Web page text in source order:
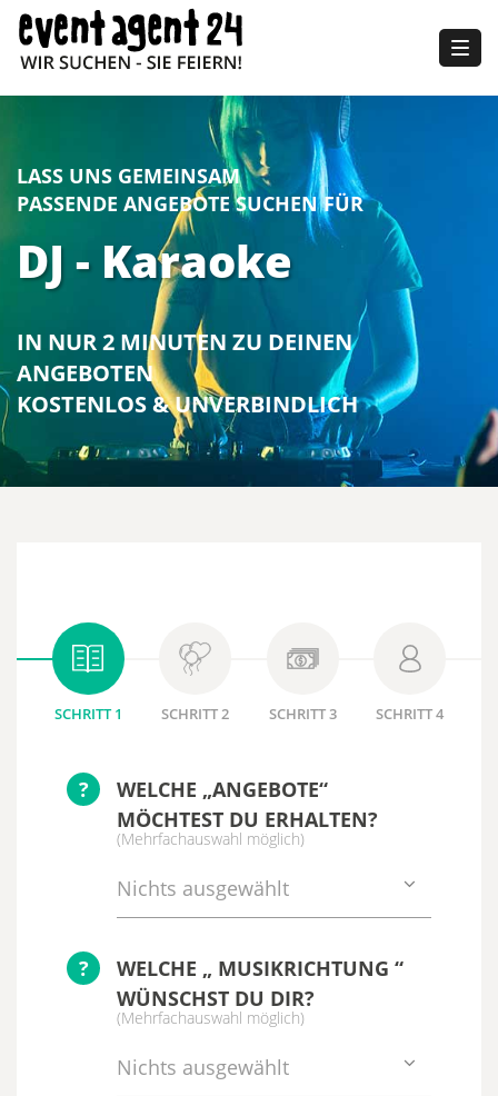
LASS UNS GEMEINSAM
PASSENDE ANGEBOTE SUCHEN FÜR
DJ - Karaoke
IN NUR 2 MINUTEN ZU DEINEN
ANGEBOTEN
KOSTENLOS & UNVERBINDLICH
SCHRITT 1 SCHRITT 2 SCHRITT 3 SCHRITT 4
?
WELCHE „ANGEBOTE“
MÖCHTEST DU ERHALTEN?
(Mehrfachauswahl möglich)
Nichts ausgewählt
?
WELCHE „ MUSIKRICHTUNG “
WÜNSCHST DU DIR?
(Mehrfachauswahl möglich)
Nichts ausgewählt